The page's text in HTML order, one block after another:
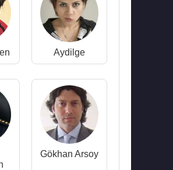
Aydilge
Gökhan Arsoy